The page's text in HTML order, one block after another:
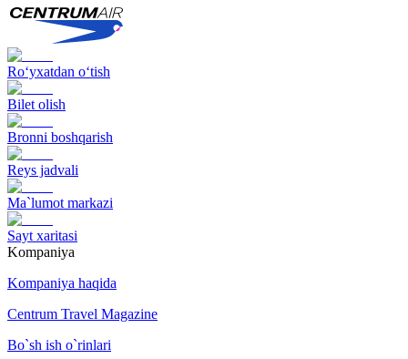
Ro‘yxatdan o‘tish
Bilet olish
Bronni boshqarish
Reys jadvali
Ma`lumot markazi
Sayt xaritasi
Kompaniya
Kompaniya haqida
Centrum Travel Magazine
Bo`sh ish o`rinlari